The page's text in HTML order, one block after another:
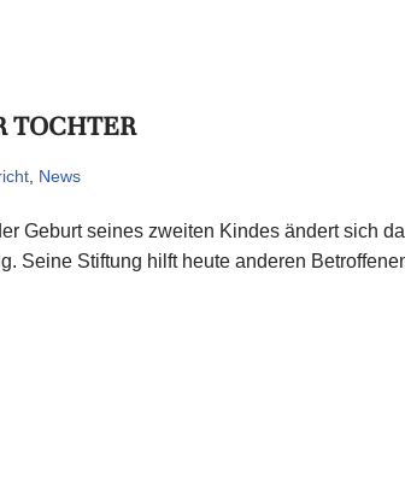
TOCHTER
News
Geburt seines zweiten Kindes ändert sich
Seine Stiftung hilft heute anderen